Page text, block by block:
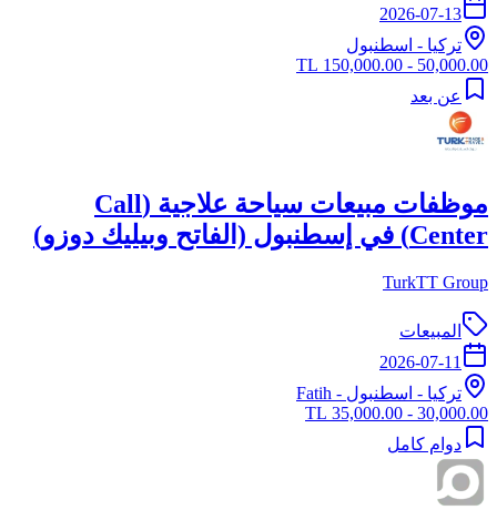
2026-07-13
تركيا - اسطنبول
50,000.00 - 150,000.00 TL
عن بعد
موظفات مبيعات سياحة علاجية (Call
Center) في إسطنبول (الفاتح وبيليك دوزو)
TurkTT Group
المبيعات
2026-07-11
تركيا - اسطنبول - Fatih
30,000.00 - 35,000.00 TL
دوام كامل